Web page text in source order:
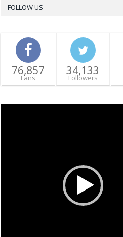
FOLLOW US
76,857
Fans
34,133
Followers